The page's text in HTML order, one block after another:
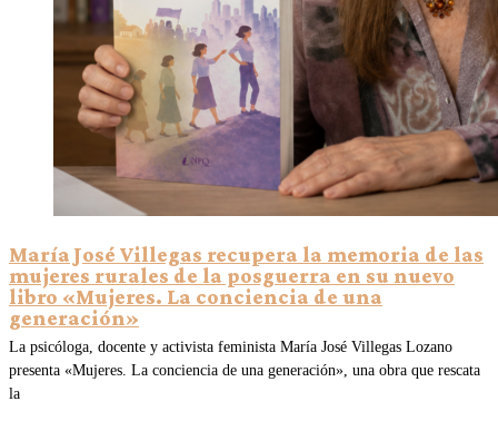
María José Villegas recupera la memoria de las
mujeres rurales de la posguerra en su nuevo
libro «Mujeres. La conciencia de una
generación»
La psicóloga, docente y activista feminista María José Villegas Lozano
presenta «Mujeres. La conciencia de una generación», una obra que rescata
la